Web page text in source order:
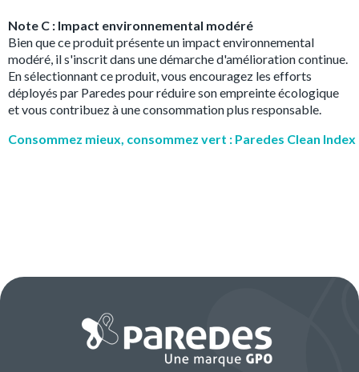
Note C : Impact environnemental modéré
Bien que ce produit présente un impact environnemental
modéré, il s'inscrit dans une démarche d'amélioration continue.
En sélectionnant ce produit, vous encouragez les efforts
déployés par Paredes pour réduire son empreinte écologique
et vous contribuez à une consommation plus responsable.
Consommez mieux, consommez vert : Paredes Clean Index